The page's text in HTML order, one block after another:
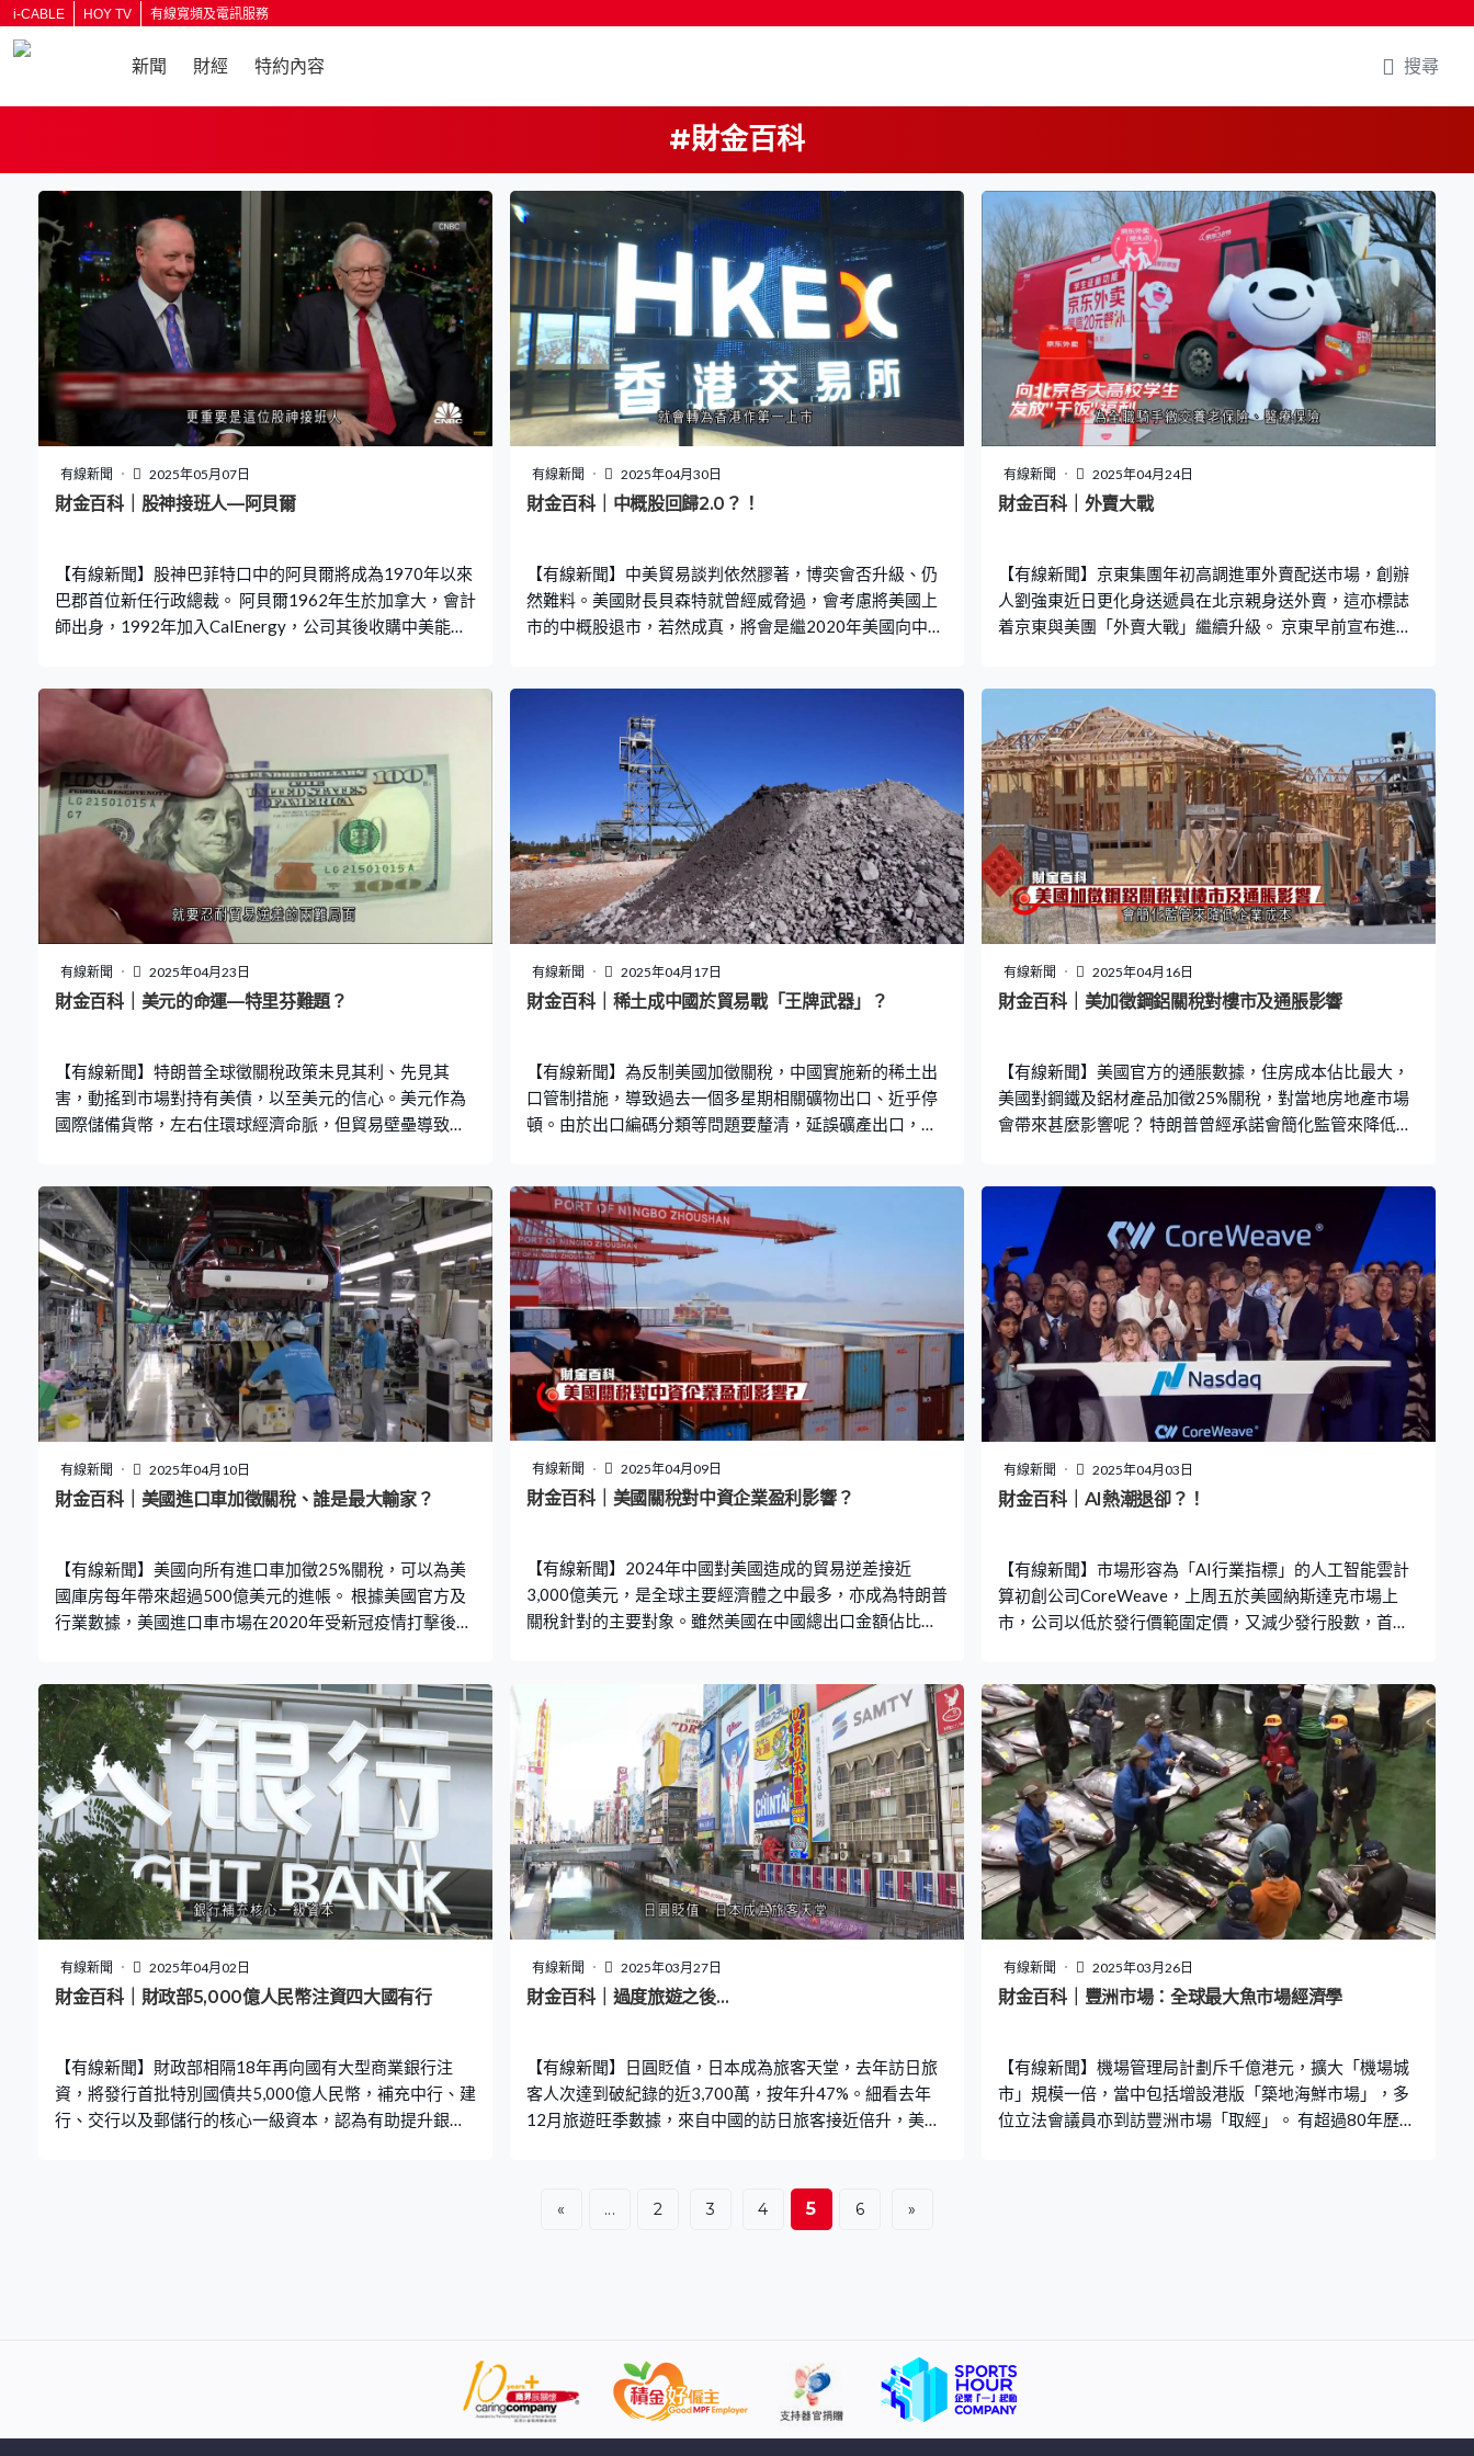
i-CABLE HOY TV 有線寬頻及電訊服務
新聞 財經 特約內容 搜尋
#財金百科
按輸入鍵開始搜尋
有線新聞 2025年05月07日
財金百科｜股神接班人—阿貝爾
【有線新聞】股神巴菲特口中的阿貝爾將成為1970年以來
巴郡首位新任行政總裁。 阿貝爾1962年生於加拿大，會計
師出身，1992年加入CalEnergy，公司其後收購中美能
交予阿貝爾，成為巴郡非保險業務副董事長，包括監管北
美BNSF鐵路及雪糕連鎖店Dairy Queen等企業，以減少巴
郡對保險及證券業務的依賴。 投資者關注作為股神的接班
人，阿貝爾會否改變巴郡獨特及精簡的高層管理架構，風
險承受度或產業偏好又會否改變，更重要是這位股神接班
人如何處置巴郡達到3,500億美元的現金儲備。 一直奉行
價值投資的巴菲特，投資策略是專注尋找相對於內在價值
而言似乎被低估的公司。分析認為，對阿貝爾而言，積極
地拓展海外投資可能是一條出路，就如近年巴郡投資數十
億美元於日本商事企業。另外，當巴菲特不再執掌巴郡
時，巴郡股票是否仍然值得有「巴菲特的溢價」，阿貝爾
如何讓投資者投下信心一票，亦是阿貝爾將要面對的一大
有線新聞 2025年04月30日
財金百科｜中概股回歸2.0？！
【有線新聞】中美貿易談判依然膠著，博奕會否升級、仍
然難料。美國財長貝森特就曾經威脅過，會考慮將美國上
市的中概股退市，若然成真，將會是繼2020年美國向中概
內地或本港、作兩地上市。目前在港美兩地都上市的中概
股有34隻，股份在美國掛牌的市值大約佔1.4萬億港元。
34間企業當中有22間以雙重形式上市，包括阿里巴巴、理
想同小鵬；餘下的12間採取第二上市方式、在本港掛牌。
雙重上市的股份一旦在美國被除牌，股份仍可換到香港繼
續交易。至於第二上市股份在第一上市地被退市，就會轉
為香港作第一上市，港交所一般會給予12到36個月的寬限
期補充財務資料，以保持上市地位。 至於具備來港上市資
格、但仍未有行動的中概股估計有27間，當中規模足以納
入MSCI中國指數但又未二次上市的ADR就有4隻，分別是
電商股拼多多、唯品會、教育股好未來以及生科股傳奇生
有線新聞 2025年04月24日
財金百科｜外賣大戰
【有線新聞】京東集團年初高調進軍外賣配送市場，創辦
人劉強東近日更化身送遞員在北京親身送外賣，這亦標誌
着京東與美團「外賣大戰」繼續升級。 京東早前宣布進軍
即「五險一金」，成首個為外賣騎手繳納五險一金的平
台；亦為兼職騎手提供意外險和健康醫療險。隨後美團亦
預計今季開始逐步為全職及穩定兼職騎手繳納社保。 近日
京東亦發表公開信，不點名針對有平台強迫外賣騎手「二
選一」，不能接京東平台秒送訂單的情況。為支持騎手自
由接單、保障收入，京東推出多項緊急援助措施，包括因
「二選一」被其他平台封殺的騎手，京東將給予足夠單
量，確保收入不降等等。 面對外賣外送平台競爭加劇，內
地官媒《經濟日報》亦發聲，認為市場競爭是必要，但要
具有良性和建設性，而非破壞性內卷。市場預期外賣戰
後，即時零售這個新興市場必然會掀起爭奪戰。根據《即
時零售行業發展報告》，2023年內地即時零售市場規模達
有線新聞 2025年04月23日
財金百科｜美元的命運—特里芬難題？
【有線新聞】特朗普全球徵關稅政策未見其利、先見其
害，動搖到市場對持有美債，以至美元的信心。美元作為
國際儲備貨幣，左右住環球經濟命脈，但貿易壁壘導致
的貿易帳同資本帳，以及美元供應擴張、同美元匯價的穩
定性都造成內在矛盾。而問題最早在1960年代，以「金本
位」為主的「布雷頓森林體系」未崩潰之前已經被討論，
稱之為「特里芬難題」。 當年經濟學家「特里芬」提出一
個兩難的問題，就是美元成為國際貨幣，各國將貨品銷住
美國，從而吸納美元，貿易帶動美元需求持續上升，導致
美元匯價一直被高估。 強美元後遺症是美國出口競爭力下
降、本土製造業缺乏競爭、造成生產外流，同時亦導致美
國貿易逆差不斷擴大。但若果要美元貶值去提升出口競爭
力，其匯率穩定性被質疑、市場缺乏信心，就難以再保持
世界貨幣，形成要美元成為國際貨幣，就要忍耐貿易逆差
的兩難局面。 白宮經濟委員會主席米蘭向特朗普提出的關
有線新聞 2025年04月17日
財金百科｜稀土成中國於貿易戰「王牌武器」？
【有線新聞】為反制美國加徵關稅，中國實施新的稀土出
口管制措施，導致過去一個多星期相關礦物出口、近乎停
頓。由於出口編碼分類等問題要釐清，延誤礦產出口，礦
中方應對中美「貿易戰」「王牌武器」之一。今次最新的
出口限制涉及當中的7種，它們常用於顯示器和強力磁鐵，
以及關鍵的醫療、甚至國防技術上。 能夠成為內地的「王
牌」，是因為中國在全球稀土市場有絕對的主導地位，甚
至是目前世界上唯一能產出全部17種稀土的國家。根據國
際能源署早前估算，去年中國提煉的稀土佔全球產量的
83%，推算到2040年比例進一步升至90%。根據美國地質
調查局的數據，回顧2020至2023年，美國從中國進口的
稀土佔總進口量七成，其餘主要從馬來西亞及日本進口，
佔比13%及6%。 美國雖然已經位居全球第二大稀土生產
國，不過全球佔比不足12%。根據標普全球報告，礦山由
發現到投產平均需要近16年，美國難以短期內提升產量，
有線新聞 2025年04月16日
財金百科｜美加徵鋼鋁關稅對樓市及通脹影響
【有線新聞】美國官方的通脹數據，住房成本佔比最大，
美國對鋼鐵及鋁材產品加徵25%關稅，對當地房地產市場
會帶來甚麼影響呢？ 特朗普曾經承諾會簡化監管來降低企
屋材料約8%來自海外進口，包括加拿大的木材同墨西哥的
雪櫃等家電。 加關稅後，業內初步估算每個美國家庭平均
建屋成本會增加7,500至10,000美元。以新建住房約40萬
美元計，相當於成本增加約1.9%至2.5%。若果成本全數轉
嫁，理論上推高通脹率0.08個百分點至0.1個百分點。但以
目前美國樓市市道轉弱，1月新屋銷售及新屋動工按月均要
跌一成，發展商能否將成本全數轉嫁予業主、頓成疑問。
除樓價受影響之外，亦要考慮租金會連鎖式受到波及。過
去一年，新建住宅過剩促使租金增長緩慢，但鋼鋁關稅增
加建築成本，加上收緊移民政策推高工人薪酬，地產商面
對的風險增加，或將進一步減少開發投資。一旦供應持續
萎縮，可能會導致租金加速上升。地產界估計，雖然市道
有線新聞 2025年04月10日
財金百科｜美國進口車加徵關稅、誰是最大輸家？
【有線新聞】美國向所有進口車加徵25%關稅，可以為美
國庫房每年帶來超過500億美元的進帳。 根據美國官方及
行業數據，美國進口車市場在2020年受新冠疫情打擊後回
伴，墨西哥佔比最大估算約33%，主要是美國車企將部分
車種的生產線轉移到成本較低的墨西哥。連同情況類似的
加拿大，佔比會擴大至約四至五成，因此美國的車企反而
首當其衝。 之後受影響較大的會是兩大汽車大國、日本同
德國，來至日本的進口車佔整體大約20%至25%，不過豐
田等日資車企已經在美國本地設廠，可減低受關稅的影
響。而以德國為首的歐洲市場佔比在15%至20%之間，當
中德國的平治及寶馬汽車，美國市場佔其全球銷量更達到
20%至30%。 至於亞洲市場，現代汽車等南韓車企進口美
國比例大約10%，反觀內地，就算車企一哥比亞迪內地月
銷30萬輛，但受關稅等貿易壁壘阻擾，要打入美國市場並
不容易，估計去年整體中國車進口美國金額只有大約16至
有線新聞 2025年04月09日
財金百科｜美國關稅對中資企業盈利影響？
【有線新聞】2024年中國對美國造成的貿易逆差接近
3,000億美元，是全球主要經濟體之中最多，亦成為特朗普
關稅針對的主要對象。雖然美國在中國總出口金額佔比持
美國市場又可能是另一個故事，根據投資銀行統計，國際
投資者主要考慮的MSCI中國指數，其整體成分股八成半的
收入來至國內本土市場，其餘13%的海外收入，只有不足
3%是來至美國市場。這個收入佔比在美國十大新興市場貿
易夥伴當中比例最細，以此推算，關稅對企業盈利造成的
打擊或者沒有宏觀經濟的大，特別是經歷過2018年的中美
貿易戰，企業已經有所準備。 不過內地個別的行業仍會有
不同程度的影響，特別是醫藥及科技硬件板塊打擊較大。
本港上市公司之中，創科、瑞聲，以及藥明系中兩大藍
籌，有一半以上的收入都來至美國市場。至於對內地宏觀
經濟影響，瑞銀估計美國關稅會導致今年內地出口縮減5個
百分點，拖低經濟增長1.5個百分點，導致今年經濟增長僅
有線新聞 2025年04月03日
財金百科｜AI熱潮退卻？！
【有線新聞】市場形容為「AI行業指標」的人工智能雲計
算初創公司CoreWeave，上周五於美國納斯達克市場上
市，公司以低於發行價範圍定價，又減少發行股數，首日
位於美國新澤西州的CoreWeave，前身是一家加密貨幣挖
礦公司，2018年加密貨幣市場大跌，轉型至AI雲端服務。
英偉達是CoreWeave股東持股約6%，亦是主要合作夥
伴，供應圖像處理晶片。CoreWeave的最大客戶是微軟，
貢獻的營收佔比由前年的35%大升至去年的62%。公司今
年亦與OpenAI簽訂為期5年，近120億美元的合約。既有
英偉達加持，亦有知名大客戶，去年收入大升逾8倍，不
過，虧損卻擴大至逾8億美元，加上去年底的公司負債79
億美元。目前公司主要使用英偉達上一代晶片，公司有可
能要加大採購。 隨著近日看淡人工智能的評論出現，阿里
巴巴預警人工智能數據中心建設或現泡沫。相繼有證券商
發表報告，擔憂人工智能資料中心面臨供應過剩，這家AI
有線新聞 2025年04月02日
財金百科｜財政部5,000億人民幣注資四大國有行
【有線新聞】財政部相隔18年再向國有大型商業銀行注
資，將發行首批特別國債共5,000億人民幣，補充中行、建
行、交行以及郵儲行的核心一級資本，認為有助提升銀行
國債，財政部再將所得資金注入予銀行來提升資本率，變
相將存準金轉化為銀行資本。 去到2003年至2007年期
有線新聞 2025年03月27日
財金百科｜過度旅遊之後…
【有線新聞】日圓貶值，日本成為旅客天堂，去年訪日旅
客人次達到破紀錄的近3,700萬，按年升47%。細看去年
12月旅遊旺季數據，來自中國的訪日旅客接近倍升，美加
佔整體逾三成 33.6%。 根據日本觀光廳數字，去年外國人
佔整體酒店住宿的近4成，旅遊熱點、東京的佔比更高達一
不到符合報銷範圍的酒店價格，而出現「出差難民」的情
況。很多企業員工只好租一些較遠的近郊酒店，或者選擇
質素較低的住宿，如膠囊酒店，甚至是桑拿中心等。 應對
過度旅遊，日本掀起開徵住宿稅熱潮，例如京都計劃上調
有線新聞 2025年03月26日
財金百科｜豐洲市場：全球最大魚市場經濟學
【有線新聞】機場管理局計劃斥千億港元，擴大「機場城
市」規模一倍，當中包括增設港版「築地海鮮市場」，多
位立法會議員亦到訪豐洲市場「取經」。 有超過80年歷史
是舉世知名，新年時拍賣的「日本一」藍鰭吞拿魚，今年
就拍出逾二億日圓，是歷來第二高成交價。 市場參與者包
括七大批發商，與漁船以及供應商之間做交易，而中型批
« ... 2 3 4 5 6 »